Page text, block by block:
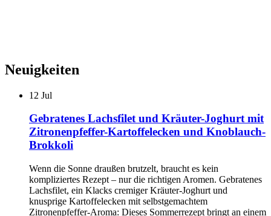
Neuigkeiten
12 Jul
Gebratenes Lachsfilet und Kräuter-Joghurt mit
Zitronenpfeffer-Kartoffelecken und Knoblauch-
Brokkoli
Wenn die Sonne draußen brutzelt, braucht es kein
kompliziertes Rezept – nur die richtigen Aromen. Gebratenes
Lachsfilet, ein Klacks cremiger Kräuter-Joghurt und
knusprige Kartoffelecken mit selbstgemachtem
Zitronenpfeffer-Aroma: Dieses Sommerrezept bringt an einem